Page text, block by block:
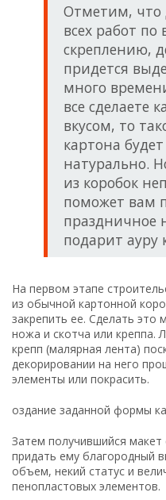
Отметим, что
всех работ
скреплению,
придется
много
все сделаете
вкусом, то
картона
натурально.
из коробок
поможет вам
праздничное
подарит ауру
На первом этапе
из обычной картонной
закрепить ее. Сделать
ножа и скотча или креппа.
крепп (малярная лента)
декорировании на него
элементы или покрасить.
оздание заданной формы
Затем получившийся макет
придать ему благородный
объем, некий статус и
пенопластовых элементов.